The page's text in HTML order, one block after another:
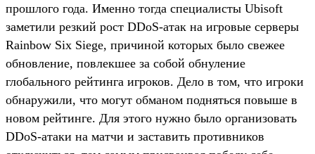
прошлого года. Именно тогда специалисты Ubisoft
заметили резкий рост DDoS-атак на игровые серверы
Rainbow Six Siege, причиной которых было свежее
обновление, повлекшее за собой обнуление
глобального рейтинга игроков. Дело в том, что игроки
обнаружили, что могут обманом подняться повыше в
новом рейтинге. Для этого нужно было организовать
DDoS-атаки на матчи и заставить противников